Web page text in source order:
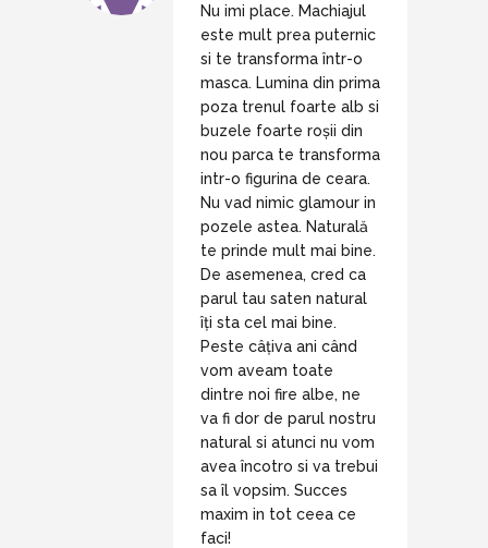
Nu imi place. Machiajul
este mult prea puternic
si te transforma într-o
masca. Lumina din prima
poza trenul foarte alb si
buzele foarte roșii din
nou parca te transforma
intr-o figurina de ceara.
Nu vad nimic glamour in
pozele astea. Naturală
te prinde mult mai bine.
De asemenea, cred ca
parul tau saten natural
îți sta cel mai bine.
Peste câțiva ani când
vom aveam toate
dintre noi fire albe, ne
va fi dor de parul nostru
natural si atunci nu vom
avea încotro si va trebui
sa îl vopsim. Succes
maxim in tot ceea ce
faci!